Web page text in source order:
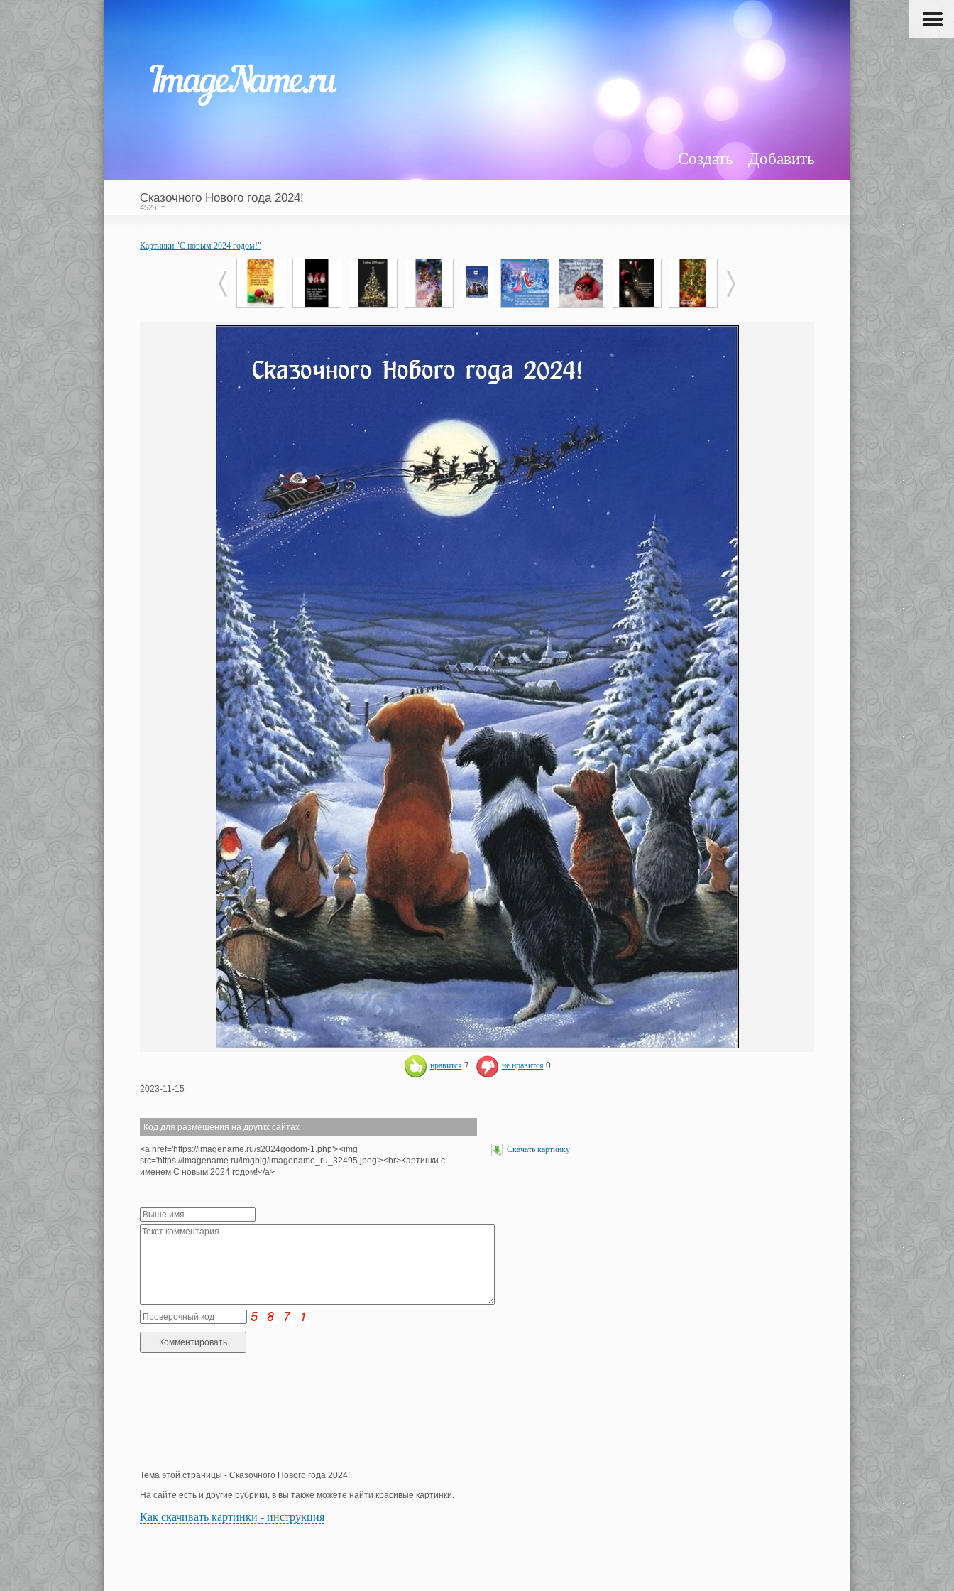
Добавить
Создать
Сказочного Нового года 2024!
452 шт.
Картинки "С новым 2024 годом!"
нравится 7 не нравится 0
2023-11-15
Код для размещения на других сайтах
<a href='https://imagename.ru/s2024godom-1.php'><img
src='https://imagename.ru/imgbig/imagename_ru_32495.jpeg'><br>Картинки с
именем С новым 2024 годом!</a>
Скачать картинку
Тема этой страницы - Сказочного Нового года 2024!.
На сайте есть и другие рубрики, в вы также можете найти красивые картинки.
Как скачивать картинки - инструкция